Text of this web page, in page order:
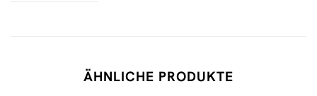
ÄHNLICHE PRODUKTE